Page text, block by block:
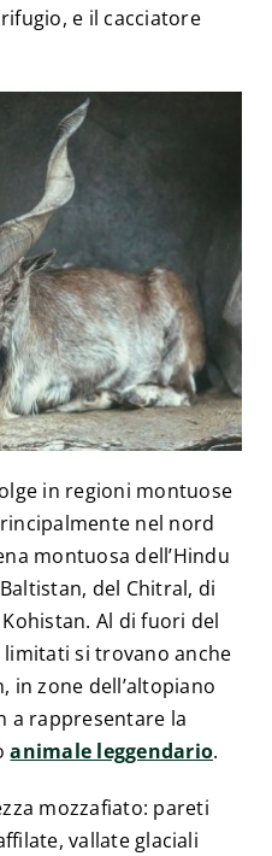
e il cacciatore
in regioni montuose
nel nord
montuosa dell’Hindu
del Chitral, di
Al di fuori del
limitati si trovano anche
in zone dell’altopiano
a rappresentare la
animale leggendario.
mozzafiato: pareti
vallate glaciali